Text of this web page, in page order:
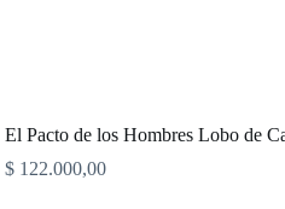
El Pacto de los Hombres Lobo de
$ 122.000,00